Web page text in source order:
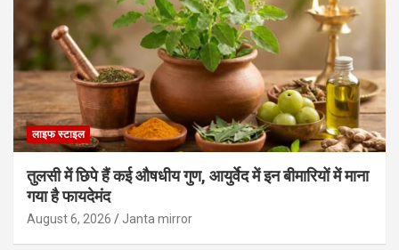
लाइफ स्टाइल
तुलसी में छिपे हैं कई औषधीय गुण, आयुर्वेद में इन बीमारियों में माना
गया है फायदेमंद
August 6, 2026 Janta mirror